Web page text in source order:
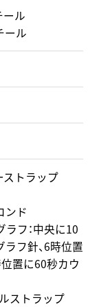
ール
ール
ストラップ
ンド
フ：中央に10
フ針、6時位置
置に60秒カウ
ストラップ